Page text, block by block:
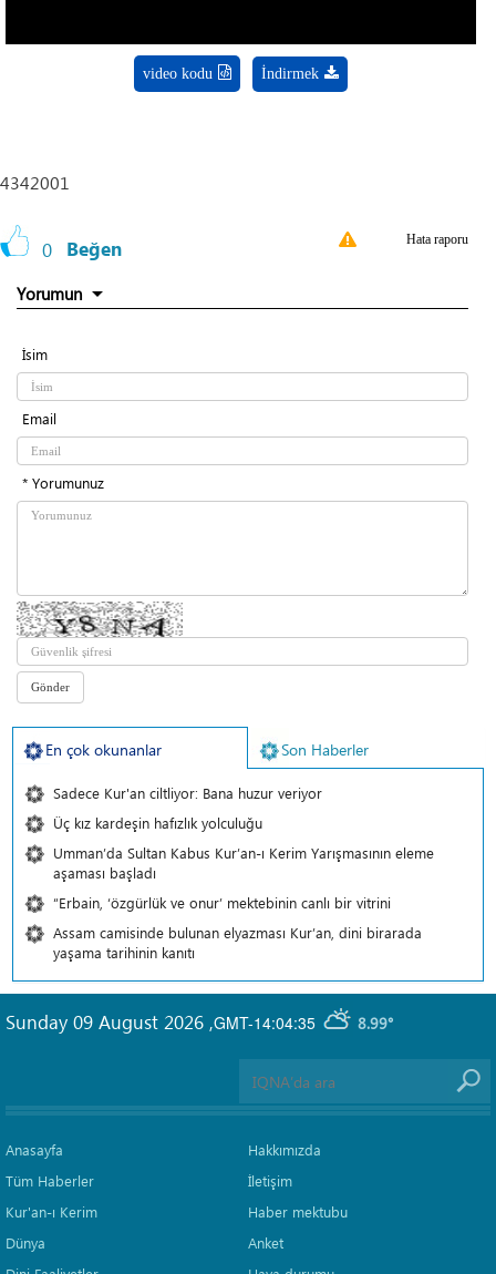
video kodu İndirmek
4342001
0 Beğen Hata raporu
Yorumun
İsim
Email
* Yorumunuz
En çok okunanlar Son Haberler
Sadece Kur'an ciltliyor: Bana huzur veriyor
Üç kız kardeşin hafızlık yolculuğu
Umman’da Sultan Kabus Kur’an-ı Kerim Yarışmasının eleme
aşaması başladı
“Erbain, ‘özgürlük ve onur’ mektebinin canlı bir vitrini
Assam camisinde bulunan elyazması Kur’an, dini birarada
yaşama tarihinin kanıtı
GMT-14:04:35 8.99°
Sunday 09 August 2026 ,
Anasayfa
Tüm Haberler
Kur'an-ı Kerim
Dünya
Hakkımızda
İletişim
Haber mektubu
Anket